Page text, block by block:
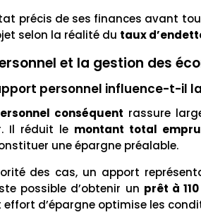
précis de ses finances avant
selon la réalité du taux
et la gestion des
personnel influence-t-il
conséquent rassure
Il réduit le montant total
une épargne préalable.
des cas, un apport
possible d’obtenir un prêt à 110
effort d’épargne optimise les